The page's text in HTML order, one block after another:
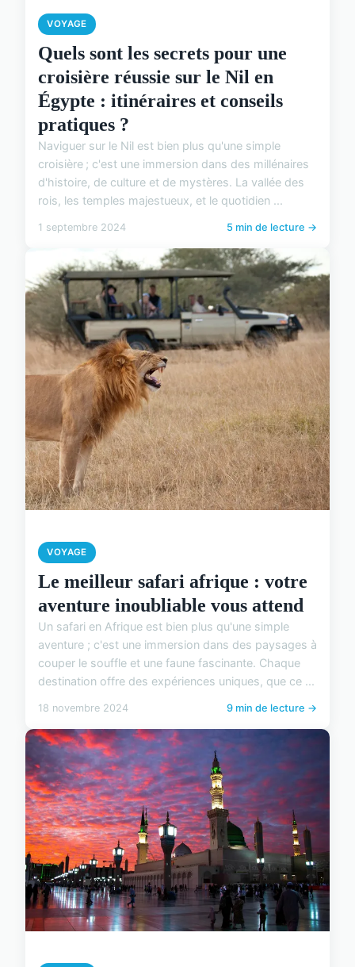
VOYAGE
Quels sont les secrets pour une
croisière réussie sur le Nil en
Égypte : itinéraires et conseils
pratiques ?
Naviguer sur le Nil est bien plus qu'une simple
croisière ; c'est une immersion dans des millénaires
d'histoire, de culture et de mystères. La vallée des
rois, les temples majestueux, et le quotidien ...
1 septembre 2024 5 min de lecture →
VOYAGE
Le meilleur safari afrique : votre
aventure inoubliable vous attend
Un safari en Afrique est bien plus qu'une simple
aventure ; c'est une immersion dans des paysages à
couper le souffle et une faune fascinante. Chaque
destination offre des expériences uniques, que ce ...
18 novembre 2024 9 min de lecture →